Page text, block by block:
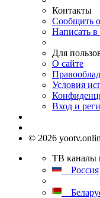
Контакты
Сообщить
Написать
Для
О сайте
Условия
Вход и
© 2026
ТВ каналы
Россия